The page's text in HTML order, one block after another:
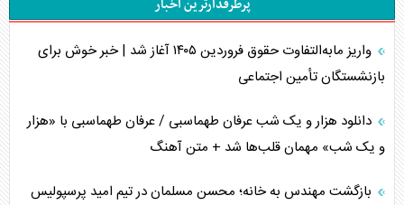
اربعین، کابوس مشترک تل‌آویو-واشنگتن
برنامه هفتم توسعه در نقطه کور سیاستگذاری
اوکراین بازوی مخرب آمریکا در غرب آسیا
اهمیت راهبردی اردن برای آمریکا
پرطرفدارترین اخبار
واریز مابه‌التفاوت حقوق فروردین ۱۴۰۵ آغاز شد | خبر خوش برای
بازنشستگان تأمین اجتماعی
دانلود هزار و یک شب عرفان طهماسبی / عرفان طهماسبی با «هزار
و یک شب» مهمان قلب‌ها شد + متن آهنگ
بازگشت مهندس به خانه؛ محسن مسلمان در تیم امید پرسپولیس